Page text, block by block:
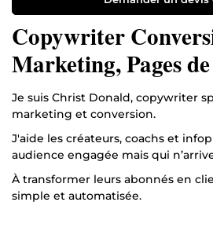
Copywriter
Marketing, Pages
VSL
Je suis Christ Donald, copywriter
marketing et conversion.
J'aide les créateurs, coachs et
audience engagée mais qui
À transformer leurs abonnés en
simple et automatisée.